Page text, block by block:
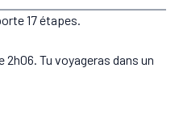
17 étapes.
2h06. Tu voyageras dans un